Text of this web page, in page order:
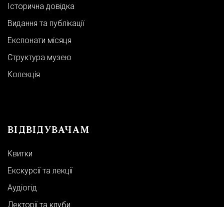
Виставкова зала ХХМ:
м. Харків, вул. Жон Мироносиць, 9
Адміністрація:+38 (057)-706-33-95
Відділ роботи з відвідувачами:
Історична довідка
Видання та публікації
Експонати місяця
Структура музею
Колекція
ВІДВІДУВАЧАМ
Квитки
Екскурсії та лекції
Аудіогід
Лекторії та клуби